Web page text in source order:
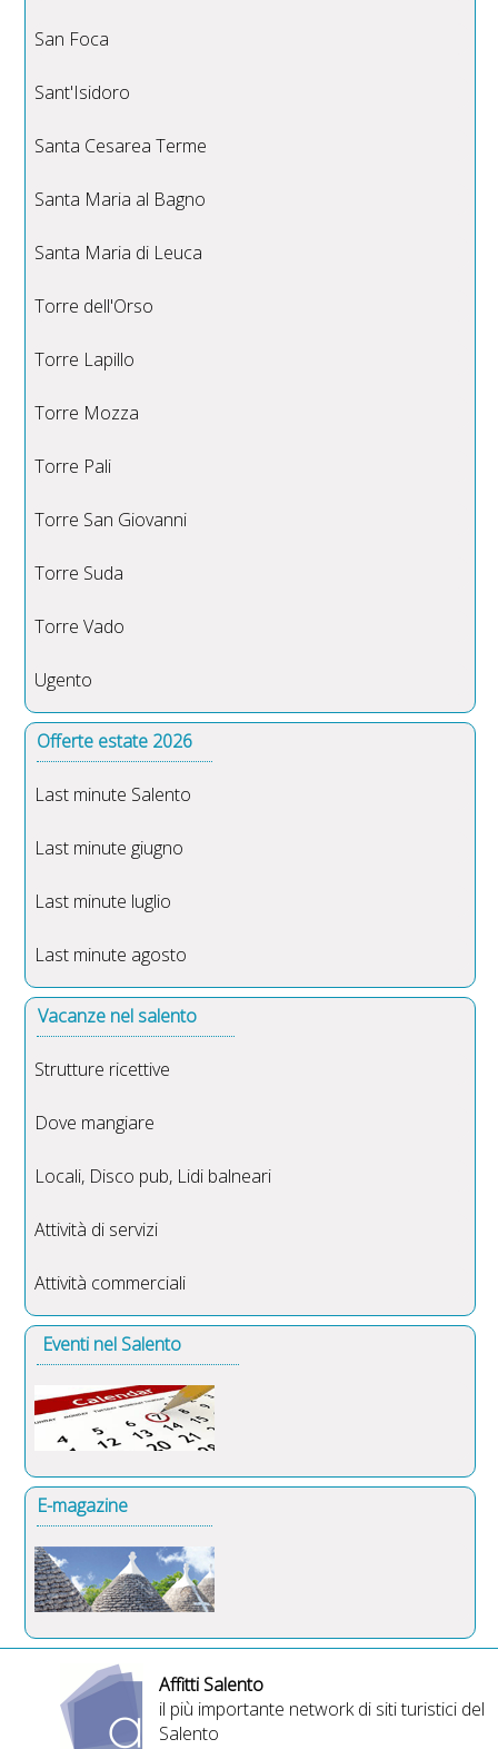
San Foca
Sant'Isidoro
Santa Cesarea Terme
Santa Maria al Bagno
Santa Maria di Leuca
Torre dell'Orso
Torre Lapillo
Torre Mozza
Torre Pali
Torre San Giovanni
Torre Suda
Torre Vado
Ugento
Offerte estate 2026
Last minute Salento
Last minute giugno
Last minute luglio
Last minute agosto
Vacanze nel salento
Strutture ricettive
Dove mangiare
Locali, Disco pub, Lidi balneari
Attività di servizi
Attività commerciali
Eventi nel Salento
E-magazine
Affitti Salento
il più importante network di siti turistici del
Salento